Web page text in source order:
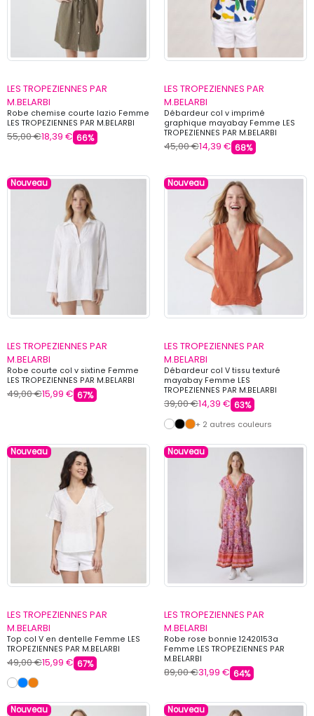
LES TROPEZIENNES PAR
M.BELARBI
Robe chemise courte lazio Femme
LES TROPEZIENNES PAR M.BELARBI
55,00 €18,39 € 66%
LES TROPEZIENNES PAR
M.BELARBI
Débardeur col v imprimé
graphique mayabay Femme LES
TROPEZIENNES PAR M.BELARBI
45,00 €14,39 € 68%
Nouveau
LES TROPEZIENNES PAR
M.BELARBI
Robe courte col v sixtine Femme
LES TROPEZIENNES PAR M.BELARBI
49,00 €15,99 € 67%
Nouveau
LES TROPEZIENNES PAR
M.BELARBI
Débardeur col V tissu texturé
mayabay Femme LES
TROPEZIENNES PAR M.BELARBI
39,00 €14,39 € 63%
+ 2 autres couleurs
Nouveau
LES TROPEZIENNES PAR
M.BELARBI
Top col V en dentelle Femme LES
TROPEZIENNES PAR M.BELARBI
49,00 €15,99 € 67%
Nouveau
LES TROPEZIENNES PAR
M.BELARBI
Robe rose bonnie 12420153a
Femme LES TROPEZIENNES PAR
M.BELARBI
89,00 €31,99 € 64%
Nouveau Nouveau